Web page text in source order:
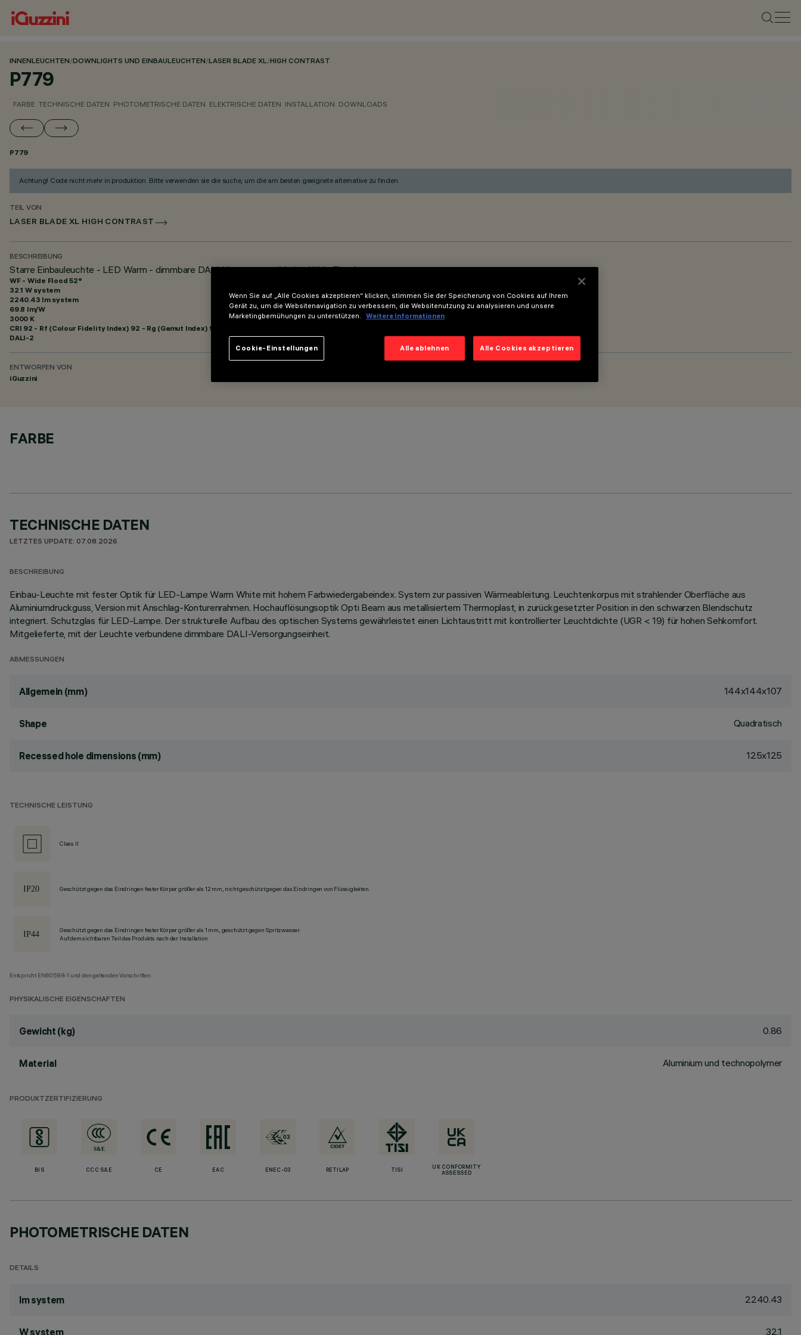
INNENLEUCHTEN/DOWNLIGHTS UND EINBAULEUCHTEN/LASER BLADE XL/HIGH CONTRAST
P779
FARBE TECHNISCHE DATEN PHOTOMETRISCHE DATEN ELEKTRISCHE DATEN INSTALLATION DOWNLOADS
P779
Achtung! Code nicht mehr in produktion. Bitte verwenden sie die suche, um die am besten geeignete alternative zu finden.
TEIL VON
LASER BLADE XL HIGH CONTRAST
BESCHREIBUNG
Starre Einbauleuchte - LED Warm - dimmbare DALI-Versorgungseinheit - Wide Flood
WF - Wide Flood 52°
32.1 W system
2240.43 lm system
69.8 lm/W
3000 K
CRI 92 - Rf (Colour Fidelity Index) 92 - Rg (Gamut Index) 99
DALI-2
ENTWORFEN VON
iGuzzini
FARBE
TECHNISCHE DATEN
LETZTES UPDATE: 07.08.2026
BESCHREIBUNG
Einbau-Leuchte mit fester Optik für LED-Lampe Warm White mit hohem Farbwiedergabeindex. System zur passiven Wärmeableitung. Leuchtenkorpus mit strahlender Oberfläche aus
Aluminiumdruckguss, Version mit Anschlag-Konturenrahmen. Hochauflösungsoptik Opti Beam aus metallisiertem Thermoplast, in zurückgesetzter Position in den schwarzen Blendschutz
integriert. Schutzglas für LED-Lampe. Der strukturelle Aufbau des optischen Systems gewährleistet einen Lichtaustritt mit kontrollierter Leuchtdichte (UGR < 19) für hohen Sehkomfort.
Mitgelieferte, mit der Leuchte verbundene dimmbare DALI-Versorgungseinheit.
ABMESSUNGEN
Allgemein (mm) 144x144x107
Shape Quadratisch
Recessed hole dimensions (mm) 125x125
TECHNISCHE LEISTUNG
Class II
Geschützt gegen das Eindringen fester Körper größer als 12 mm, nicht geschützt gegen das Eindringen von Flüssigkeiten.
Geschützt gegen das Eindringen fester Körper größer als 1 mm, geschützt gegen Spritzwasser.
Auf dem sichtbaren Teil des Produkts nach der Installation
Entspricht EN60598-1 und den geltenden Vorschriften.
PHYSIKALISCHE EIGENSCHAFTEN
Gewicht (kg) 0.86
Material Aluminium und technopolymer
PRODUKTZERTIFIZIERUNG
BIS CCC S&E CE EAC ENEC-03 RETILAP TISI
UK CONFORMITY
ASSESSED
PHOTOMETRISCHE DATEN
DETAILS
lm system 2240.43
W system 32.1
Wenn Sie auf „Alle Cookies akzeptieren“ klicken, stimmen Sie der Speicherung von Cookies auf Ihrem
Gerät zu, um die Websitenavigation zu verbessern, die Websitenutzung zu analysieren und unsere
Marketingbemühungen zu unterstützen.
Weitere Informationen
Alle ablehnen Alle Cookies akzeptieren
Cookie-Einstellungen